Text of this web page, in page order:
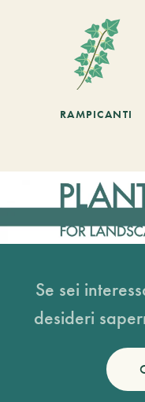
RAMPICANTI
Se sei
desideri